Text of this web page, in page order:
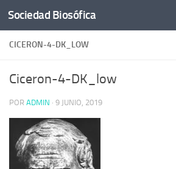
Saltar al contenido
Sociedad Biosófica
CICERON-4-DK_LOW
Ciceron-4-DK_low
POR ADMIN · 9 JUNIO, 2019